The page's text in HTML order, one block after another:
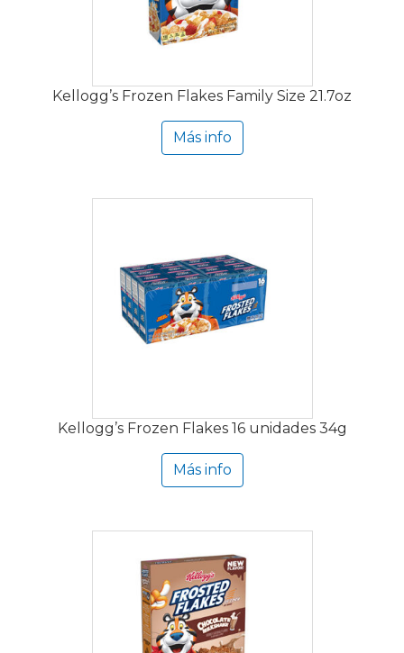
Kellogg’s Frozen Flakes Family Size 21.7oz
Más info
Kellogg’s Frozen Flakes 16 unidades 34g
Más info